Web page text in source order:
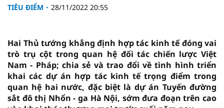
TIÊU ĐIỂM 28/11/2022 20:55
Hai Thủ tướng khẳng định hợp tác kinh tế đóng vai
trò trụ cột trong quan hệ đối tác chiến lược Việt
Nam - Pháp; chia sẻ và trao đổi về tình hình triển
khai các dự án hợp tác kinh tế trọng điểm trong
quan hệ hai nước, đặc biệt là dự án Tuyến đường
sắt đô thị Nhổn - ga Hà Nội, sớm đưa đoạn trên cao